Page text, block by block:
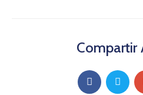
Compartir